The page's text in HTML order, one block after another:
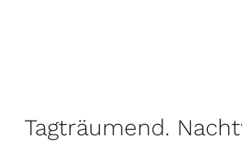
Tagträumend.